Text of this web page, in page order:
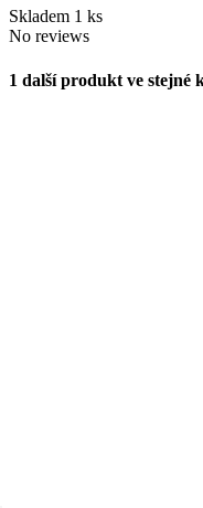
Skladem 1 ks
No reviews
1 další produkt ve stejné